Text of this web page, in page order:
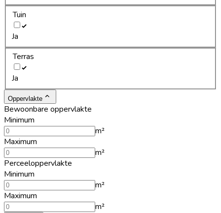
Tuin
Ja
Terras
Ja
Oppervlakte
Bewoonbare oppervlakte
Minimum
m²
Maximum
m²
Perceeloppervlakte
Minimum
m²
Maximum
m²